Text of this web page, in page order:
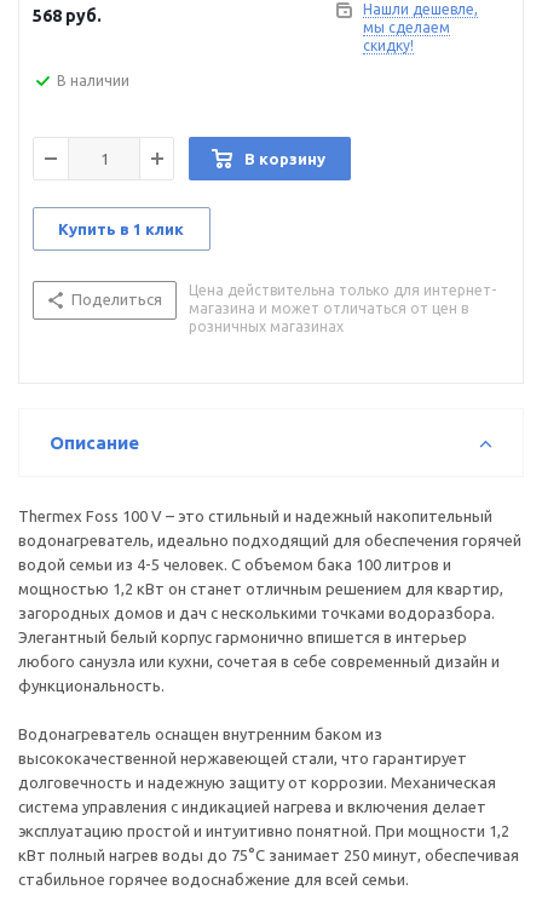
Thermex Foss 100 V предназначен для вертикального
настенного монтажа с нижней подводкой, что позволяет
экономить полезное пространство. В комплект входит все
568 руб.
Нашли дешевле,
мы сделаем
скидку!
В наличии
В корзину
Купить в 1 клик
Поделиться
Цена действительна только для интернет-
магазина и может отличаться от цен в
розничных магазинах
Описание
Thermex Foss 100 V – это стильный и надежный накопительный
водонагреватель, идеально подходящий для обеспечения горячей
водой семьи из 4-5 человек. С объемом бака 100 литров и
мощностью 1,2 кВт он станет отличным решением для квартир,
загородных домов и дач с несколькими точками водоразбора.
Элегантный белый корпус гармонично впишется в интерьер
любого санузла или кухни, сочетая в себе современный дизайн и
функциональность.
Водонагреватель оснащен внутренним баком из
высококачественной нержавеющей стали, что гарантирует
долговечность и надежную защиту от коррозии. Механическая
система управления с индикацией нагрева и включения делает
эксплуатацию простой и интуитивно понятной. При мощности 1,2
кВт полный нагрев воды до 75°С занимает 250 минут, обеспечивая
стабильное горячее водоснабжение для всей семьи.